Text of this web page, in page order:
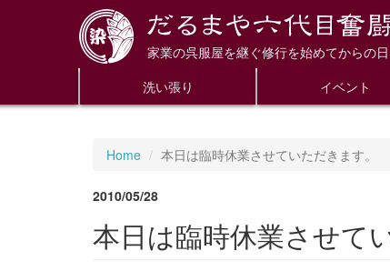
家業の呉服屋を継ぐ修行を始めてからの
洗い張り イベント
Home 本日は臨時休業させていただきます。
2010/05/28
本日は臨時休業させて